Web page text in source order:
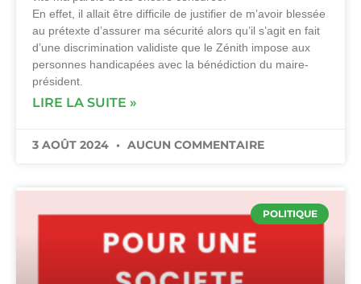
En effet, il allait être difficile de justifier de m’avoir blessée
au prétexte d’assurer ma sécurité alors qu’il s’agit en fait
d’une discrimination validiste que le Zénith impose aux
personnes handicapées avec la bénédiction du maire-
président.
LIRE LA SUITE »
3 AOÛT 2024 AUCUN COMMENTAIRE
POLITIQUE